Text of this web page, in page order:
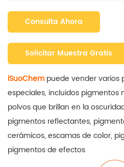
Consulta Ahora
Solicitar Muestra Gratis
iSuoChem puede vender varios
especiales, incluidos pigmentos
polvos que brillan en la
pigmentos reflectantes,
cerámicos, escamas de color,
pigmentos de efectos